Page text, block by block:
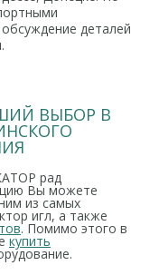
деталей
ВЫБОР В
рад
Вы можете
из самых
игл, а также
. Помимо этого в
купить